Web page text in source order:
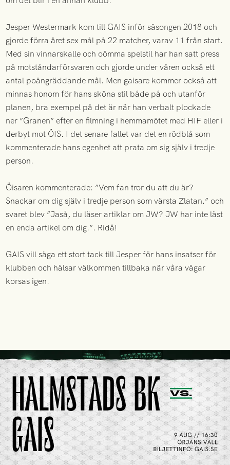
Jesper Westermark kom till GAIS inför säsongen 2018 och
gjorde förra året sex mål på 22 matcher, varav 11 från start.
Med sin vinnarskalle och oömma spelstil har han satt press
på motståndarförsvaren och gjorde under våren också ett
antal poängräddande mål. Men gaisare kommer också att
minnas honom för hans sköna stil både på och utanför
planen, bra exempel på det är när han verbalt plockade
ner ”Granen” efter en filmning i hemmamötet med HIF eller i
derbyt mot ÖIS. I det senare fallet var det en rödblå som
kommenterade hans egenhet att prata om sig själv i tredje
person.
Öisaren kommenterade: ”Vem fan tror du att du är?
Snackar om dig själv i tredje person som värsta Zlatan.” och
svaret blev ”Jaså, du läser artiklar om JW? JW har inte läst
en enda artikel om dig.”. Ridå!
GAIS vill säga ett stort tack till Jesper för hans insatser för
klubben och hälsar välkommen tillbaka när våra vägar
korsas igen.